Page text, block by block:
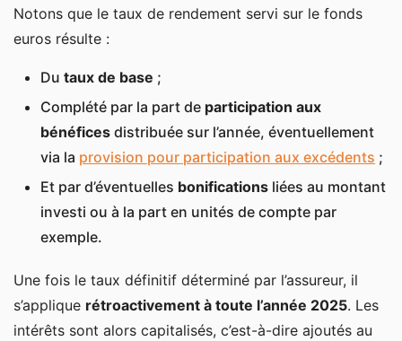
Notons que le taux de rendement servi sur le fonds
euros résulte :
Du taux de base ;
Complété par la part de participation aux
bénéfices distribuée sur l’année, éventuellement
via la provision pour participation aux excédents ;
Et par d’éventuelles bonifications liées au montant
investi ou à la part en unités de compte par
exemple.
Une fois le taux définitif déterminé par l’assureur, il
s’applique rétroactivement à toute l’année 2025. Les
intérêts sont alors capitalisés, c’est-à-dire ajoutés au